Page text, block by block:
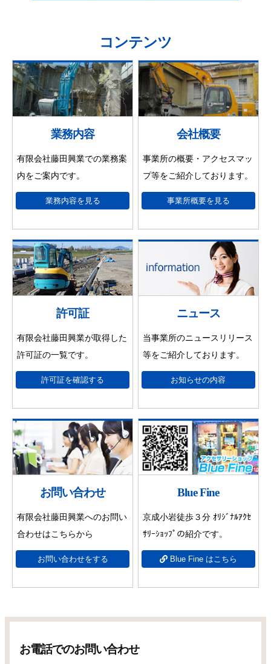
コンテンツ
業務内容
有限会社藤田興業での業務案
内をご案内です。
業務内容を見る
会社概要
事業所の概要・アクセスマッ
プ等をご紹介しております。
事業所概要を見る
許可証
有限会社藤田興業が取得した
許可証の一覧です。
許可証を確認する
ニュース
当事業所のニュースリリース
等をご紹介しております。
お知らせの内容
お問い合わせ
有限会社藤田興業へのお問い
合わせはこちらから
お問い合わせをする
Blue Fine
京成小岩徒歩３分 ｵﾘｼﾞﾅﾙｱｸｾ
ｻﾘｰｼｮｯﾌﾟの紹介です。
Blue Fine はこちら
お電話でのお問い合わせ